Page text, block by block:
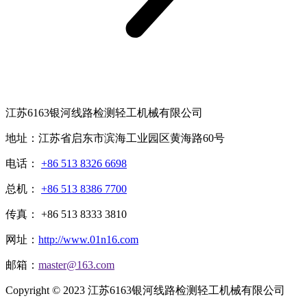
江苏6163银河线路检测轻工机械有限公司
地址：江苏省启东市滨海工业园区黄海路60号
电话： +86 513 8326 6698
总机： +86 513 8386 7700
传真： +86 513 8333 3810
网址： http://www.01n16.com
邮箱： master@163.com
Copyright © 2023 江苏6163银河线路检测轻工机械有限公司